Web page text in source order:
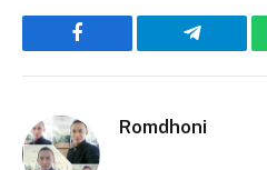
Facebook Telegram
Romdhoni